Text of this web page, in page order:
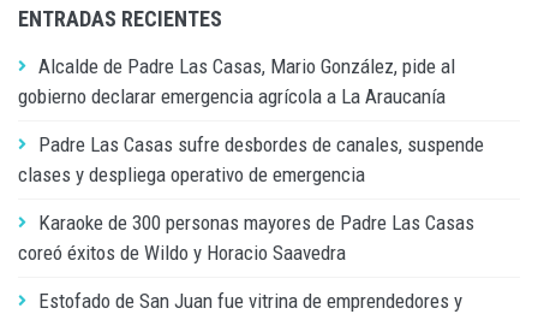
ENTRADAS RECIENTES
Alcalde de Padre Las Casas, Mario González, pide al
gobierno declarar emergencia agrícola a La Araucanía
Padre Las Casas sufre desbordes de canales, suspende
clases y despliega operativo de emergencia
Karaoke de 300 personas mayores de Padre Las Casas
coreó éxitos de Wildo y Horacio Saavedra
Estofado de San Juan fue vitrina de emprendedores y